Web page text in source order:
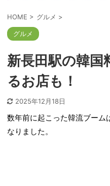
HOME > グルメ >
グルメ
新長田駅の韓国
るお店も！
2025年12月18日
数年前に起こった韓流ブーム
なりました。